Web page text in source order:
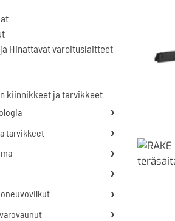
Hinattavat varoituslaitteet
kiinnikkeet ja tarvikkeet
tarvikkeet